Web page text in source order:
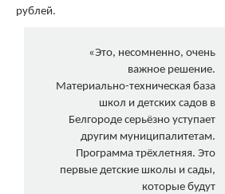
рублей.
«Это, несомненно, очень
важное решение.
Материально-техническая база
школ и детских садов в
Белгороде серьёзно уступает
другим муниципалитетам.
Программа трёхлетняя. Это
первые детские школы и сады,
которые будут